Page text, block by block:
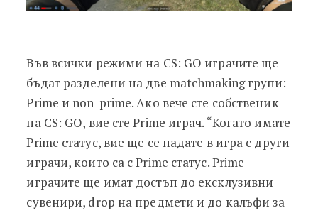
Във всички режими на CS: GO играчите ще
бъдат разделени на две matchmaking групи:
Prime и non-prime. Ако вече сте собственик
на CS: GO, вие сте Prime играч. “Когато имате
Prime статус, вие ще се падате в игра с други
играчи, които са с Prime статус. Prime
играчите ще имат достъп до ексклузивни
сувенири, drop на предмети и до калъфи за